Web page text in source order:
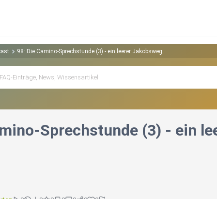
98: Die Camino-Sprechstunde (3) - ein leerer Jakobsweg
Sprechstunde (3) - ein